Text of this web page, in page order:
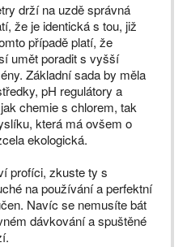
drží na uzdě správná
že je identická s tou, již
případě platí, že
umět poradit s vyšší
Základní sada by měla
pH regulátory a
chemie s chlorem, tak
která má ovšem o
ekologická.
profíci, zkuste ty s
na používání a perfektní
Navíc se nemusíte bát
dávkování a spuštěné